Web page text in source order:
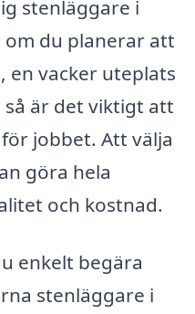
stenläggare i
om du planerar att
en vacker uteplats
är det viktigt att
jobbet. Att välja
göra hela
och kostnad.
enkelt begära
stenläggare i